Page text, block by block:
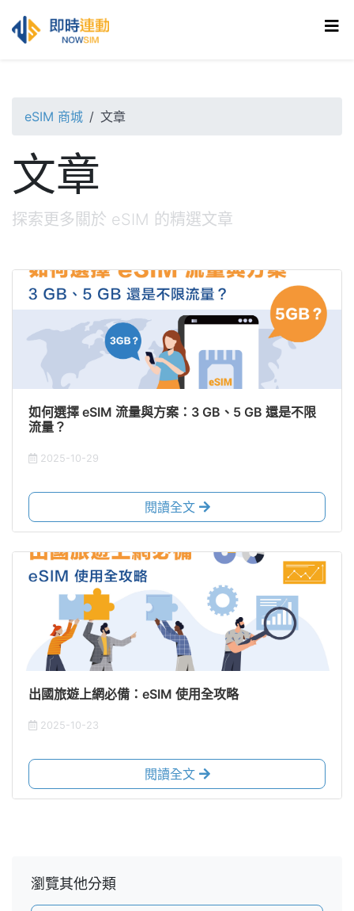
eSIM 商城 文章
文章
探索更多關於 eSIM 的精選文章
如何選擇 eSIM 流量與方案：3 GB、5 GB 還是不限
流量？
2025-10-29
閱讀全文
出國旅遊上網必備：eSIM 使用全攻略
2025-10-23
閱讀全文
瀏覽其他分類